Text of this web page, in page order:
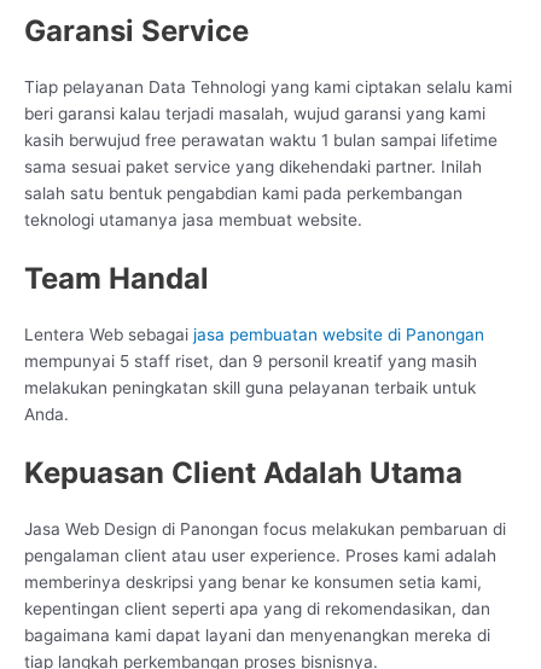
Garansi Service
Tiap pelayanan Data Tehnologi yang kami ciptakan selalu kami
beri garansi kalau terjadi masalah, wujud garansi yang kami
kasih berwujud free perawatan waktu 1 bulan sampai lifetime
sama sesuai paket service yang dikehendaki partner. Inilah
salah satu bentuk pengabdian kami pada perkembangan
teknologi utamanya jasa membuat website.
Team Handal
Lentera Web sebagai jasa pembuatan website di Panongan
mempunyai 5 staff riset, dan 9 personil kreatif yang masih
melakukan peningkatan skill guna pelayanan terbaik untuk
Anda.
Kepuasan Client Adalah Utama
Jasa Web Design di Panongan focus melakukan pembaruan di
pengalaman client atau user experience. Proses kami adalah
memberinya deskripsi yang benar ke konsumen setia kami,
kepentingan client seperti apa yang di rekomendasikan, dan
bagaimana kami dapat layani dan menyenangkan mereka di
tiap langkah perkembangan proses bisnisnya.